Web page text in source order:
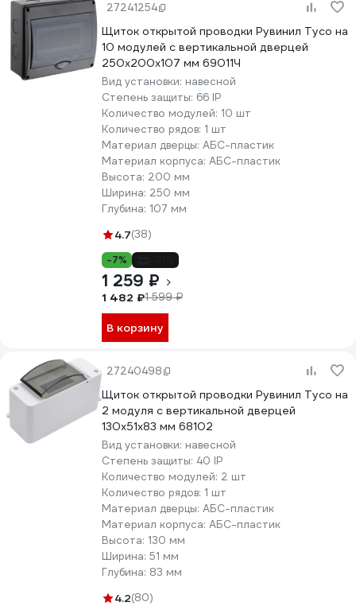
27241254
Щиток открытой проводки Рувинил Тусо на
10 модулей с вертикальной дверцей
250x200x107 мм 69011Ч
Вид установки: навесной
Степень защиты: 66 IP
Количество модулей: 10 шт
Количество рядов: 1 шт
Материал дверцы: АБС-пластик
Материал корпуса: АБС-пластик
Высота: 200 мм
Ширина: 250 мм
Глубина: 107 мм
4.7(38)
-7%
1 259 ₽
1 482 ₽1 599 ₽
В корзину
27240498
Щиток открытой проводки Рувинил Тусо на
2 модуля с вертикальной дверцей
130x51x83 мм 68102
Вид установки: навесной
Степень защиты: 40 IP
Количество модулей: 2 шт
Количество рядов: 1 шт
Материал дверцы: АБС-пластик
Материал корпуса: АБС-пластик
Высота: 130 мм
Ширина: 51 мм
Глубина: 83 мм
4.2(80)